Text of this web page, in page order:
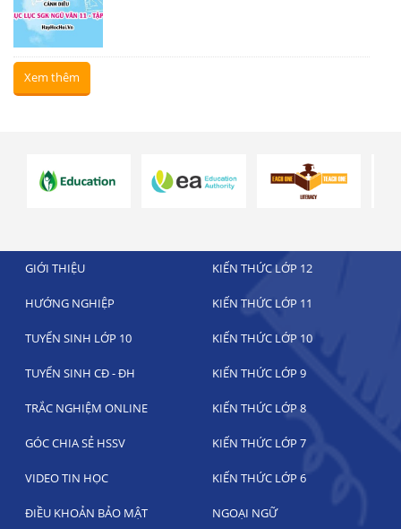
Xem thêm
GIỚI THIỆU KIẾN THỨC LỚP 12
HƯỚNG NGHIỆP KIẾN THỨC LỚP 11
TUYỂN SINH LỚP 10 KIẾN THỨC LỚP 10
TUYỂN SINH CĐ - ĐH KIẾN THỨC LỚP 9
TRẮC NGHIỆM ONLINE KIẾN THỨC LỚP 8
GÓC CHIA SẺ HSSV KIẾN THỨC LỚP 7
VIDEO TIN HỌC KIẾN THỨC LỚP 6
ĐIỀU KHOẢN BẢO MẬT NGOẠI NGỮ